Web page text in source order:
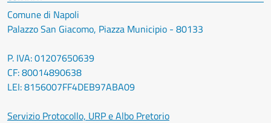
Comune di Napoli
Palazzo San Giacomo, Piazza Municipio - 80133
P. IVA: 01207650639
CF: 80014890638
LEI: 8156007FF4DEB97ABA09
Servizio Protocollo, URP e Albo Pretorio